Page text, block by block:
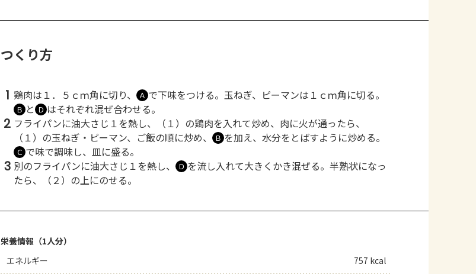
つくり方
1 鶏肉は１．５ｃｍ角に切り、 Ａ で下味をつける。玉ねぎ、ピーマンは１ｃｍ角に切る。
Ｂ と Ｄ はそれぞれ混ぜ合わせる。
2 フライパンに油大さじ１を熱し、（１）の鶏肉を入れて炒め、肉に火が通ったら、
（１）の玉ねぎ・ピーマン、ご飯の順に炒め、
Ｂ を加え、水分をとばすように炒める。
Ｃ で味で調味し、皿に盛る。
3 別のフライパンに油大さじ１を熱し、 Ｄ を流し入れて大きくかき混ぜる。半熟状になっ
たら、（２）の上にのせる。
栄養情報（1人分）
エネルギー
757 kcal